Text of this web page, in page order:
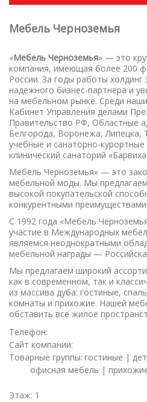
Мебель Черноземья
«Мебель Черноземья» — это
компания, имеющая более 200
России. За годы работы холдинг
надежного бизнес-партнера и
на мебельном рынке. Среди
Кабинет Управления делами
Правительство РФ, Областные
Белгорода, Воронежа, Липецка,
учебные и санаторно-
клинический санаторий
Мебель Черноземья» — это
мебельной моды. Мы
высокой покупательской
конкурентными преимуществами.
С 1992 года «Мебель
участие в Международных
являемся неоднократными
мебельной награды —
Мы предлагаем широкий
как в современном, так и
из массива дуба: гостиные,
комнаты и прихожие. Нашей
обставить все жилое
Телефон:
Сайт компании:
Товарные группы: гостиные |
офисная мебель |
Этаж: 1